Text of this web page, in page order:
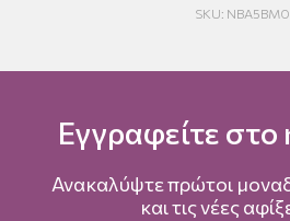
SKU:
Εγγραφείτε
Ανακαλύψτε πρώτοι
και τις νέες